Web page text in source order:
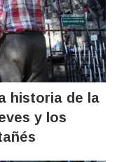
historia de la
y los